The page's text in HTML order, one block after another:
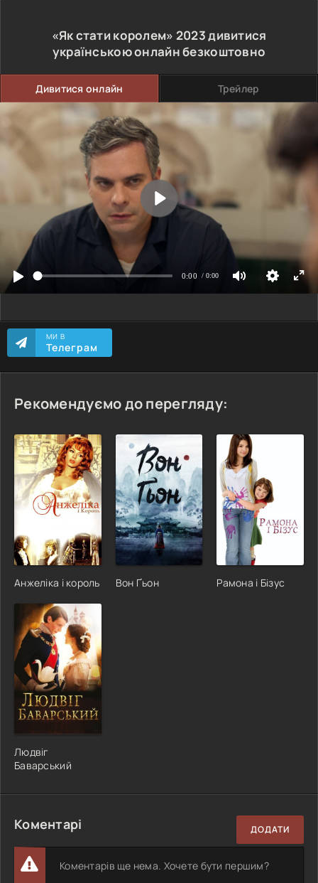
«Як стати королем» 2023дивитися
українською онлайн безкоштовно
Дивитися онлайн Трейлер
МИ В
Телеграм
Рекомендуємо до перегляду:
Анжеліка і король Вон Ґьон Рамона і Бізус
Людвіг
Баварський
Коментарі ДОДАТИ
Коментарів ще нема. Хочете бути першим?